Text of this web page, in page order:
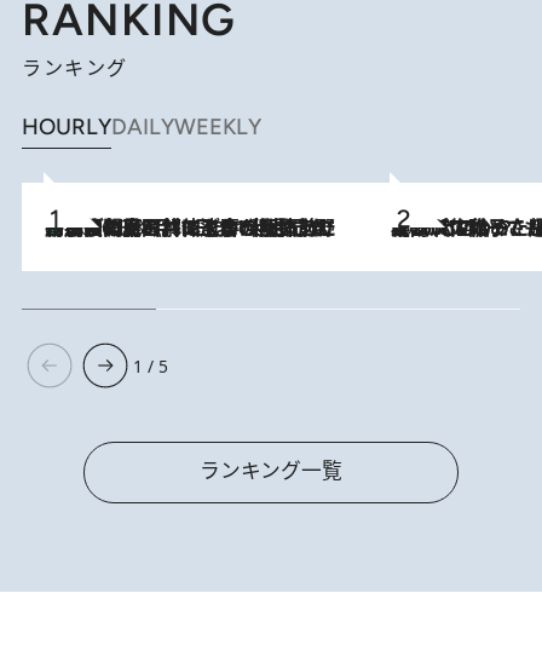
RANKING
ランキング
HOURLYDAILYWEEKLY
2026.8.8
「最後に見られてよかった」上野動物園の東園パンダ舎が解体前に特別公開。8月16日まで延長されたパネル展と共に辿る“半世紀”のパンダ飼育《解体工事の図面あり》 2026.8.5
【阿川佐和子さんの年とる力】なぜ70代で始めた趣味は“こんなに楽しい”のか？ ピアノ、俳句…スランプに陥っても続けられる“ある秘訣”とは
1 / 5
ランキング一覧